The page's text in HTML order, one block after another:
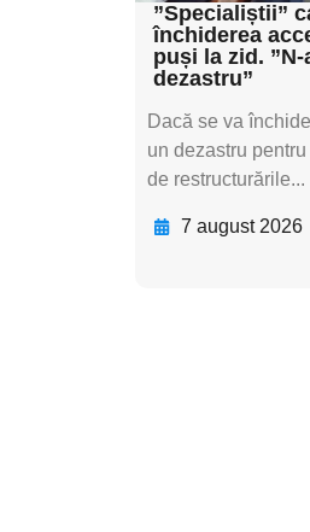
”Specialiștii”
închiderea
puși la zid.
dezastru”
Dacă se va
un dezastru
de restructurările...
7 august 2026